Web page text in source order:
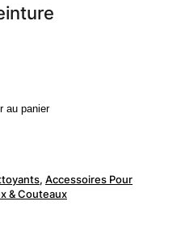
au panier
, Accessoires Pour
& Couteaux